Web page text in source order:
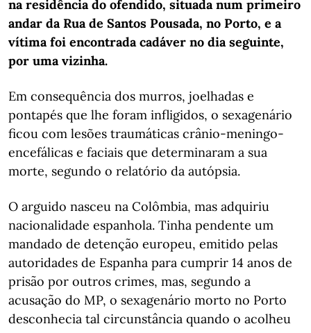
na residência do ofendido, situada num primeiro
andar da Rua de Santos Pousada, no Porto, e a
vítima foi encontrada cadáver no dia seguinte,
por uma vizinha.
Em consequência dos murros, joelhadas e
pontapés que lhe foram infligidos, o sexagenário
ficou com lesões traumáticas crânio-meningo-
encefálicas e faciais que determinaram a sua
morte, segundo o relatório da autópsia.
O arguido nasceu na Colômbia, mas adquiriu
nacionalidade espanhola. Tinha pendente um
mandado de detenção europeu, emitido pelas
autoridades de Espanha para cumprir 14 anos de
prisão por outros crimes, mas, segundo a
acusação do MP, o sexagenário morto no Porto
desconhecia tal circunstância quando o acolheu